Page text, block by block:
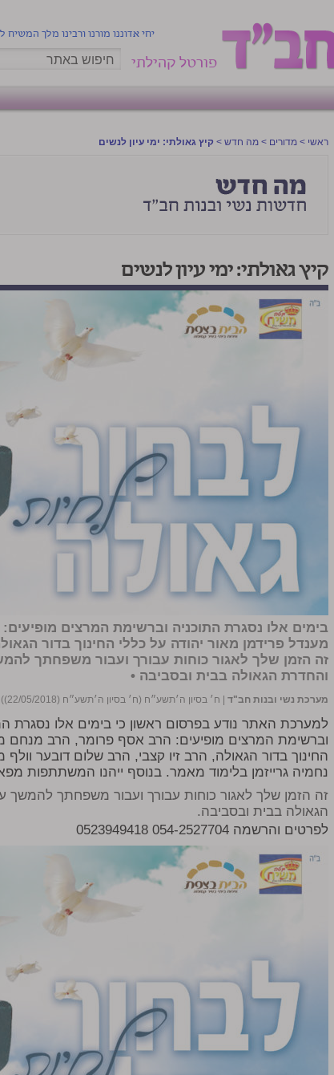
יחי אדוננו מורנו ורבינו מלך המשיח
פורטל קהילתי
ראשי > מדורים > מה חדש > קיץ גאולתי: ימי עיון לנשים
קיץ גאולתי: ימי עיון לנשים
בימים אלו נסגרת התוכניה וברשימת המרצים
מענדל פרידמן מאור יהודה על כללי החינוך בדור
זה הזמן שלך לאגור כוחות עבורך ועבור משפחתך
והחדרת הגאולה בבית ובסביבה •
מערכת נשי ובנות חב"ד ח׳ בסיון ה׳תשע״ח (ח׳ בסיון ה׳תשע״ח (22/05/2018))
למערכת האתר נודע בפרסום ראשון כי בימים אלו נסגרת
וברשימת המרצים מופיעים: הרב אסף פרומר, הרב מנחם
החינוך בדור הגאולה, הרב זיו קצבי, הרב שלום דובער
נחמיה גרייזמן בלימוד מאמר. בנוסף ייהנו המשתתפות
זה הזמן שלך לאגור כוחות עבורך ועבור משפחתך להמשך
הגאולה בבית ובסביבה.
לפרטים והרשמה 054-2527704 0523949418